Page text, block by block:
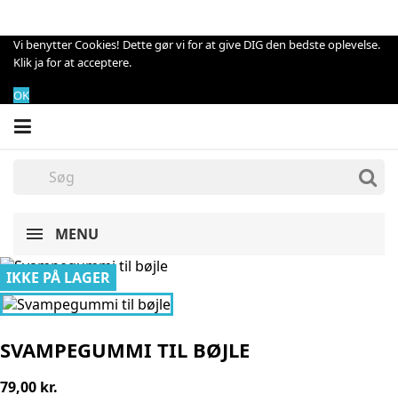
Vi benytter Cookies! Dette gør vi for at give DIG den bedste oplevelse.
Klik ja for at acceptere.
OK
MENU
IKKE PÅ LAGER
SVAMPEGUMMI TIL BØJLE
79,00 kr.